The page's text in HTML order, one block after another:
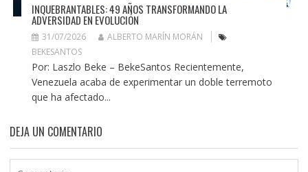
INQUEBRANTABLES: 49 AÑOS TRANSFORMANDO LA
ADVERSIDAD EN EVOLUCIÓN
31/07/2026
ALBERTO MARÍN MORÁN
BEKESANTOS
Por: Laszlo Beke – BekeSantos Recientemente,
Venezuela acaba de experimentar un doble terremoto
que ha afectado...
DEJA UN COMENTARIO